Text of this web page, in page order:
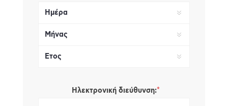
Ηλεκτρονική διεύθυνση:*